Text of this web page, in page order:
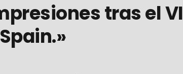
tras el VI